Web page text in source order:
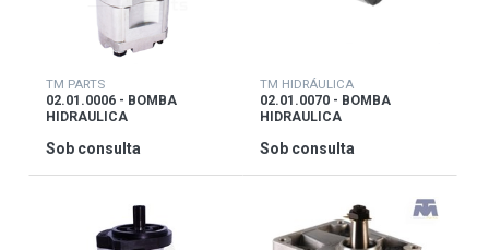
TM PARTS
02.01.0006 - BOMBA
HIDRAULICA
Sob consulta
TM HIDRÁULICA
02.01.0070 - BOMBA
HIDRAULICA
Sob consulta